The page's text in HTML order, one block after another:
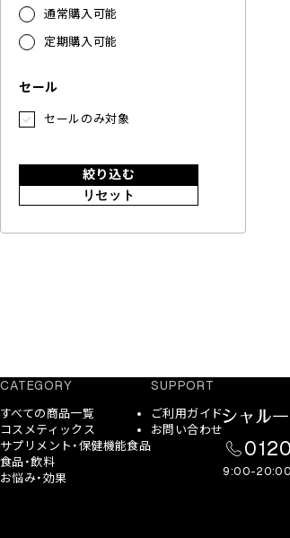
通常購入可能
定期購入可能
セール
セールのみ対象
絞り込む
リセット
CATEGORY
すべての商品一覧
コスメティックス
サプリメント・保健機能食品
食品・飲料
お悩み・効果
SUPPORT
ご利用ガイド
お問い合わせ
9:00-20:00